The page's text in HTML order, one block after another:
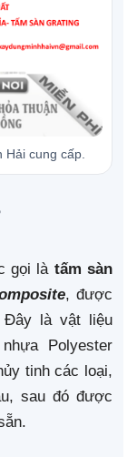
Hải cung cấp.
gọi là tấm sàn
, được
Đây là vật liệu
Polyester
tinh các loại,
sau đó được